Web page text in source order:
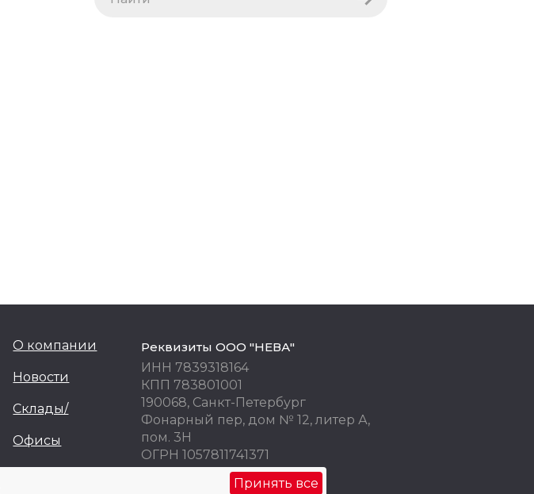
Принять все
О компании
Новости
Склады/
Офисы
Реквизиты ООО "НЕВА"
ИНН 7839318164
КПП 783801001
190068, Санкт-Петербург
Фонарный пер, дом № 12, литер А,
пом. 3Н
ОГРН 1057811741371
ОКПО 77676245